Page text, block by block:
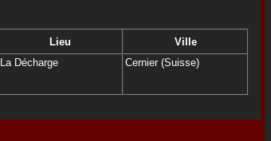
Lieu
Ville
La Décharge Cernier (Suisse)